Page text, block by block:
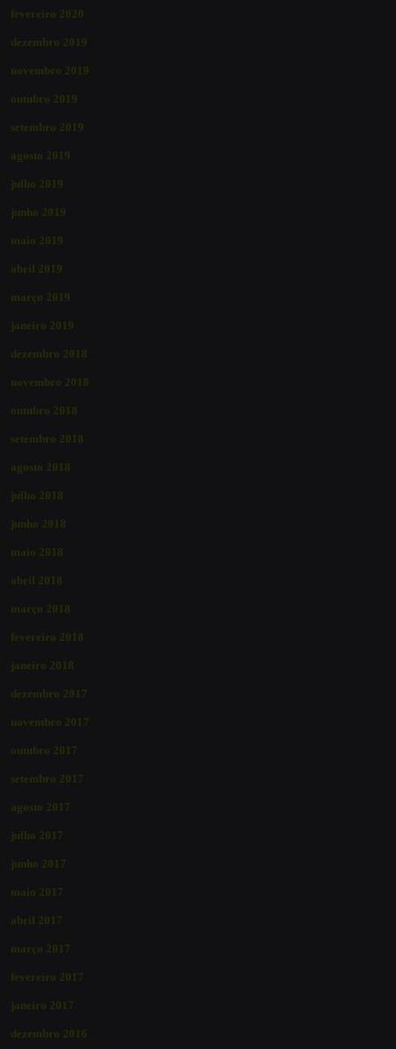
fevereiro 2020
dezembro 2019
novembro 2019
outubro 2019
setembro 2019
agosto 2019
julho 2019
junho 2019
maio 2019
abril 2019
março 2019
janeiro 2019
dezembro 2018
novembro 2018
outubro 2018
setembro 2018
agosto 2018
julho 2018
junho 2018
maio 2018
abril 2018
março 2018
fevereiro 2018
janeiro 2018
dezembro 2017
novembro 2017
outubro 2017
setembro 2017
agosto 2017
julho 2017
junho 2017
maio 2017
abril 2017
março 2017
fevereiro 2017
janeiro 2017
dezembro 2016